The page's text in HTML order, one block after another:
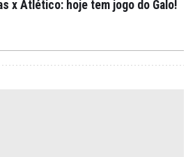
x Atlético: hoje tem jogo do Galo!